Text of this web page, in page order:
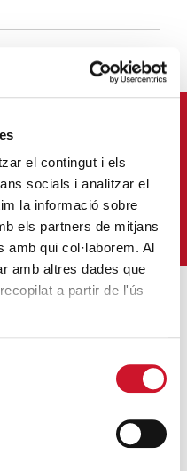
el contingut i els
socials i analitzar el
la informació sobre
els partners de mitjans
qui col·laborem. Al
amb altres dades que
a partir de l'ús
ELECTRÒNIC
M'HI VULL SUBSCRIURE
generades